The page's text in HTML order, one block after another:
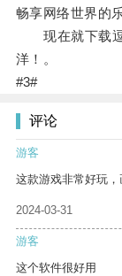
畅享网络世界的
现在就下载逗
洋！。
#3#
评论
游客
这款游戏非常好玩，
2024-03-31
游客
这个软件很好用